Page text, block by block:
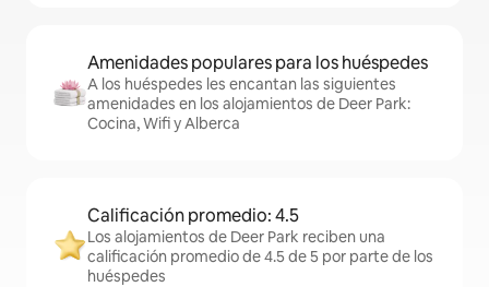
Amenidades populares para los huéspedes
A los huéspedes les encantan las siguientes
amenidades en los alojamientos de Deer Park:
Cocina, Wifi y Alberca
Calificación promedio: 4.5
Los alojamientos de Deer Park reciben una
calificación promedio de 4.5 de 5 por parte de los
huéspedes